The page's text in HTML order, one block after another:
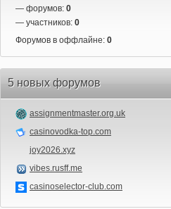
— форумов: 0
— участников: 0
Форумов в оффлайне: 0
5 новых форумов
assignmentmaster.org.uk
casinovodka-top.com
joy2026.xyz
vibes.rusff.me
casinoselector-club.com